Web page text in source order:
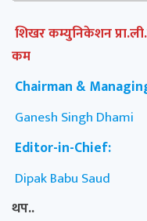
शिखर कम्युनिकेशन
कम
Chairman &
Ganesh Singh Dhami
Editor-in-Chief:
Dipak Babu Saud
थप..